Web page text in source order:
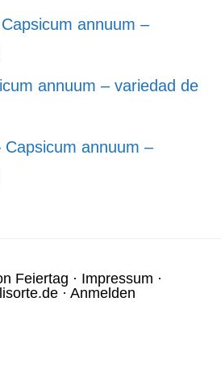
annuum –
annuum – variedad de
Capsicum annuum –
Feiertag · Impressum ·
· Anmelden